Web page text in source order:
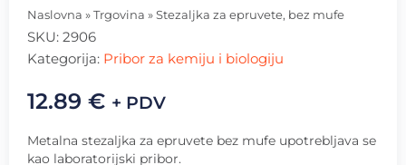
Naslovna » Trgovina » Stezaljka za epruvete, bez mufe
SKU: 2906
Kategorija: Pribor za kemiju i biologiju
12.89 € + PDV
Metalna stezaljka za epruvete bez mufe upotrebljava se
kao laboratorijski pribor.